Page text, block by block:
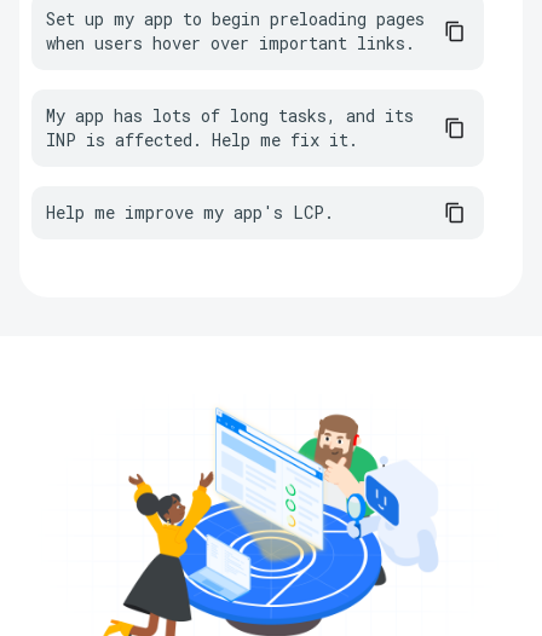
Set up my app to begin preloading pages
when users hover over important links.
My app has lots of long tasks, and its
INP is affected. Help me fix it.
Help me improve my app's LCP.